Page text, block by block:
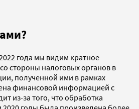
года мы видим кратное
стороны налоговых органов в
полученной ими в рамках
финансовой информацией с
из-за того, что обработка